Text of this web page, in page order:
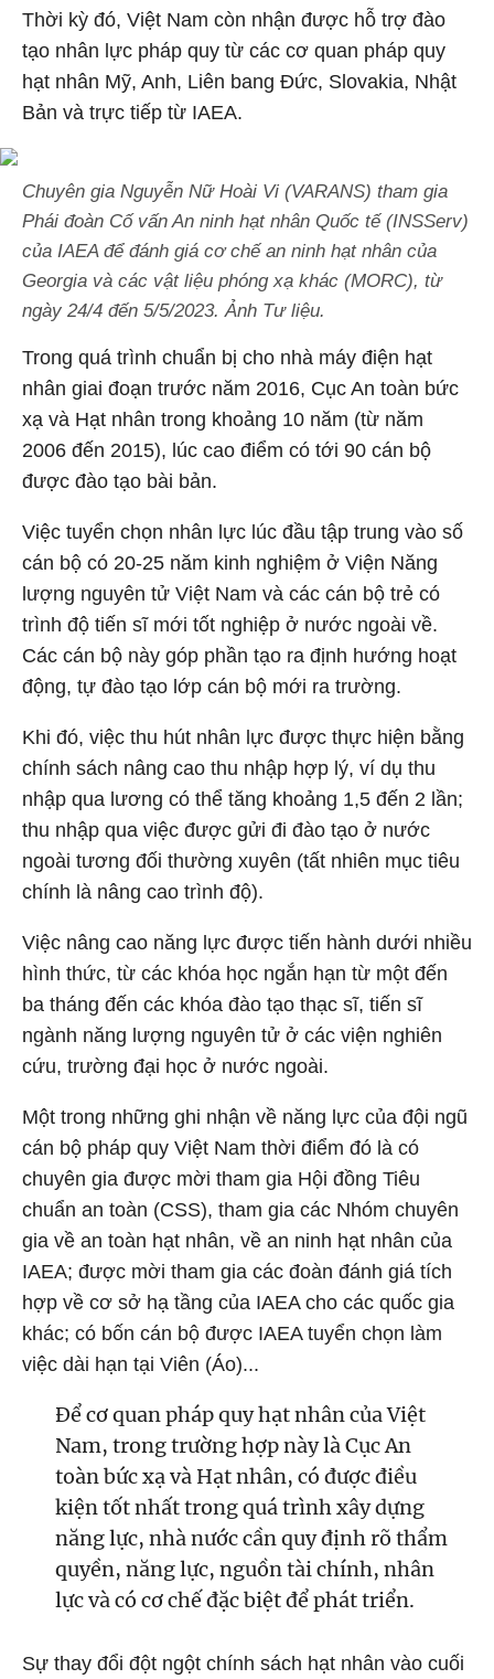
Thời kỳ đó, Việt Nam còn nhận được hỗ trợ đào
tạo nhân lực pháp quy từ các cơ quan pháp quy
hạt nhân Mỹ, Anh, Liên bang Đức, Slovakia, Nhật
Bản và trực tiếp từ IAEA.
Chuyên gia Nguyễn Nữ Hoài Vi (VARANS) tham gia
Phái đoàn Cố vấn An ninh hạt nhân Quốc tế (INSServ)
của IAEA để đánh giá cơ chế an ninh hạt nhân của
Georgia và các vật liệu phóng xạ khác (MORC), từ
ngày 24/4 đến 5/5/2023. Ảnh Tư liệu.
Trong quá trình chuẩn bị cho nhà máy điện hạt
nhân giai đoạn trước năm 2016, Cục An toàn bức
xạ và Hạt nhân trong khoảng 10 năm (từ năm
2006 đến 2015), lúc cao điểm có tới 90 cán bộ
được đào tạo bài bản.
Việc tuyển chọn nhân lực lúc đầu tập trung vào số
cán bộ có 20-25 năm kinh nghiệm ở Viện Năng
lượng nguyên tử Việt Nam và các cán bộ trẻ có
trình độ tiến sĩ mới tốt nghiệp ở nước ngoài về.
Các cán bộ này góp phần tạo ra định hướng hoạt
động, tự đào tạo lớp cán bộ mới ra trường.
Khi đó, việc thu hút nhân lực được thực hiện bằng
chính sách nâng cao thu nhập hợp lý, ví dụ thu
nhập qua lương có thể tăng khoảng 1,5 đến 2 lần;
thu nhập qua việc được gửi đi đào tạo ở nước
ngoài tương đối thường xuyên (tất nhiên mục tiêu
chính là nâng cao trình độ).
Việc nâng cao năng lực được tiến hành dưới nhiều
hình thức, từ các khóa học ngắn hạn từ một đến
ba tháng đến các khóa đào tạo thạc sĩ, tiến sĩ
ngành năng lượng nguyên tử ở các viện nghiên
cứu, trường đại học ở nước ngoài.
Một trong những ghi nhận về năng lực của đội ngũ
cán bộ pháp quy Việt Nam thời điểm đó là có
chuyên gia được mời tham gia Hội đồng Tiêu
chuẩn an toàn (CSS), tham gia các Nhóm chuyên
gia về an toàn hạt nhân, về an ninh hạt nhân của
IAEA; được mời tham gia các đoàn đánh giá tích
hợp về cơ sở hạ tầng của IAEA cho các quốc gia
khác; có bốn cán bộ được IAEA tuyển chọn làm
việc dài hạn tại Viên (Áo)...
Để cơ quan pháp quy hạt nhân của Việt
Nam, trong trường hợp này là Cục An
toàn bức xạ và Hạt nhân, có được điều
kiện tốt nhất trong quá trình xây dựng
năng lực, nhà nước cần quy định rõ thẩm
quyền, năng lực, nguồn tài chính, nhân
lực và có cơ chế đặc biệt để phát triển.
Sự thay đổi đột ngột chính sách hạt nhân vào cuối